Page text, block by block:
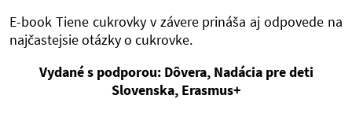
E-book Tiene cukrovky v závere prináša aj odpovede na
najčastejsie otázky o cukrovke.
Vydané s podporou: Dôvera, Nadácia pre deti
Slovenska, Erasmus+